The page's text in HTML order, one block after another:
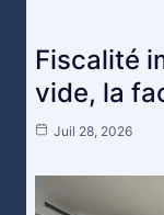
Fiscalité
vide, la
Juil 28, 2026